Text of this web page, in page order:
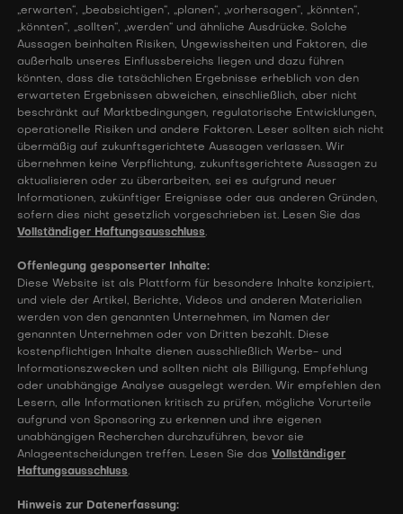
„erwarten“, „beabsichtigen“, „planen“, „vorhersagen“, „könnten“,
„könnten“, „sollten“, „werden“ und ähnliche Ausdrücke. Solche
Aussagen beinhalten Risiken, Ungewissheiten und Faktoren, die
außerhalb unseres Einflussbereichs liegen und dazu führen
könnten, dass die tatsächlichen Ergebnisse erheblich von den
erwarteten Ergebnissen abweichen, einschließlich, aber nicht
beschränkt auf Marktbedingungen, regulatorische Entwicklungen,
operationelle Risiken und andere Faktoren. Leser sollten sich nicht
übermäßig auf zukunftsgerichtete Aussagen verlassen. Wir
übernehmen keine Verpflichtung, zukunftsgerichtete Aussagen zu
aktualisieren oder zu überarbeiten, sei es aufgrund neuer
Informationen, zukünftiger Ereignisse oder aus anderen Gründen,
sofern dies nicht gesetzlich vorgeschrieben ist. Lesen Sie das
Vollständiger Haftungsausschluss.
Offenlegung gesponserter Inhalte:
Diese Website ist als Plattform für besondere Inhalte konzipiert,
und viele der Artikel, Berichte, Videos und anderen Materialien
werden von den genannten Unternehmen, im Namen der
genannten Unternehmen oder von Dritten bezahlt. Diese
kostenpflichtigen Inhalte dienen ausschließlich Werbe- und
Informationszwecken und sollten nicht als Billigung, Empfehlung
oder unabhängige Analyse ausgelegt werden. Wir empfehlen den
Lesern, alle Informationen kritisch zu prüfen, mögliche Vorurteile
aufgrund von Sponsoring zu erkennen und ihre eigenen
unabhängigen Recherchen durchzuführen, bevor sie
Anlageentscheidungen treffen. Lesen Sie das Vollständiger
Haftungsausschluss.
Hinweis zur Datenerfassung: